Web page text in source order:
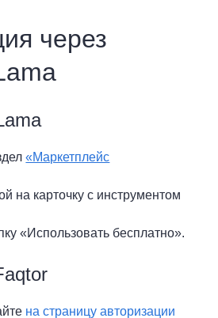
через
«Маркетплейс
на карточку с инструментом
«Использовать бесплатно».
на страницу авторизации